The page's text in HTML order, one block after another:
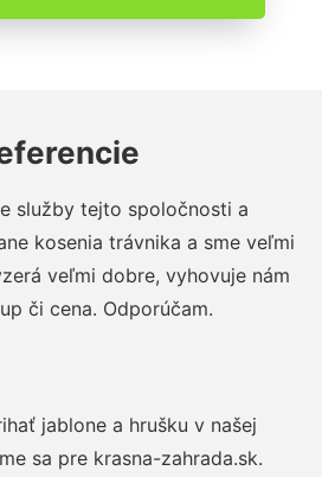
služby tejto spoločnosti a
kosenia trávnika a sme veľmi
veľmi dobre, vyhovuje nám
či cena. Odporúčam.
jablone a hrušku v našej
sa pre krasna-zahrada.sk.